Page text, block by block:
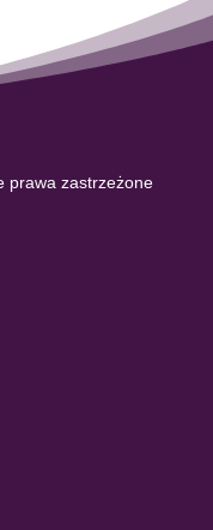
prawa zastrzeżone